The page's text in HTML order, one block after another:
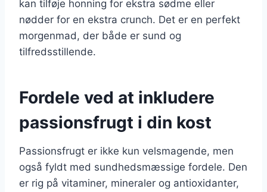
kan tilføje honning for ekstra sødme eller
nødder for en ekstra crunch. Det er en perfekt
morgenmad, der både er sund og
tilfredsstillende.
Fordele ved at inkludere
passionsfrugt i din kost
Passionsfrugt er ikke kun velsmagende, men
også fyldt med sundhedsmæssige fordele. Den
er rig på vitaminer, mineraler og antioxidanter,